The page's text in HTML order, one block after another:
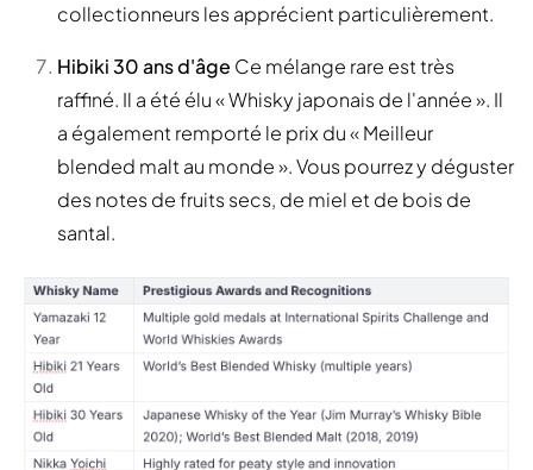
collectionneurs les apprécient particulièrement.
Hibiki 30 ans d'âge Ce mélange rare est très
raffiné. Il a été élu « Whisky japonais de l'année ». Il
a également remporté le prix du « Meilleur
blended malt au monde ». Vous pourrez y déguster
des notes de fruits secs, de miel et de bois de
santal.